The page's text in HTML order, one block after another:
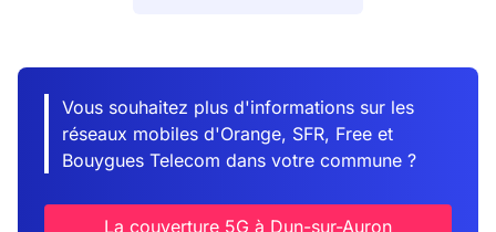
Vous souhaitez plus d'informations sur les
réseaux mobiles d'Orange, SFR, Free et
Bouygues Telecom dans votre commune ?
La couverture 5G à Dun-sur-Auron